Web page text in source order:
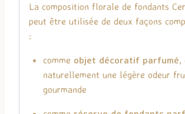
La composition florale de fondants
peut être utilisée de deux façons
:
comme objet décoratif parfumé,
naturellement une légère odeur
gourmande